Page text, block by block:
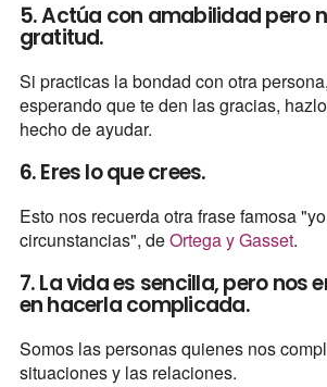
5. Actúa con amabilidad pero
gratitud.
Si practicas la bondad con otra
esperando que te den las gracias,
hecho de ayudar.
6. Eres lo que crees.
Esto nos recuerda otra frase famosa
circunstancias", deOrtega y Gasset.
7. La vida es sencilla, pero nos
en hacerla complicada.
Somos las personas quienes nos
situaciones y las relaciones.